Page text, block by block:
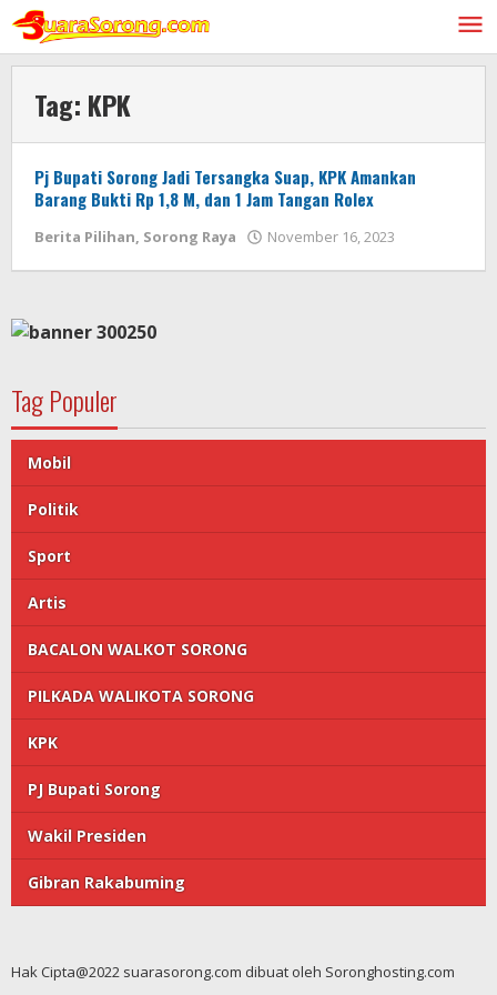
Lewati
konten
Tag: KPK
Pj Bupati Sorong Jadi Tersangka Suap, KPK Amankan
Barang Bukti Rp 1,8 M, dan 1 Jam Tangan Rolex
Berita Pilihan, Sorong Raya November 16, 2023
Tag Populer
Mobil
Politik
Sport
Artis
BACALON WALKOT SORONG
PILKADA WALIKOTA SORONG
KPK
PJ Bupati Sorong
Wakil Presiden
Gibran Rakabuming
Hak Cipta@2022 suarasorong.com dibuat oleh Soronghosting.com